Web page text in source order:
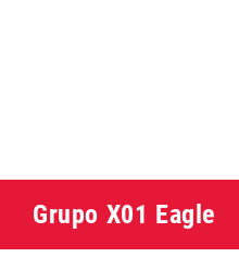
Grupo X01 Eagle